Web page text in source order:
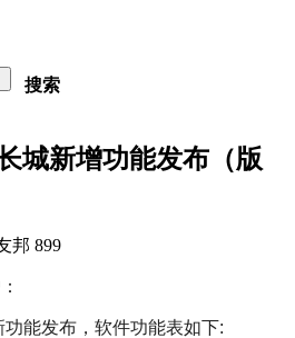
搜索
城新增功能发布（版
邦 899
能发布，软件功能表如下: